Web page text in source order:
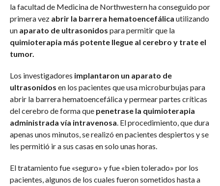
la facultad de Medicina de Northwestern ha conseguido por
primera vez abrir la barrera hematoencefálica utilizando
un aparato de ultrasonidos para permitir que la
quimioterapia más potente llegue al cerebro y trate el
tumor.
Los investigadores implantaron un aparato de
ultrasonidos en los pacientes que usa microburbujas para
abrir la barrera hematoencefálica y permear partes críticas
del cerebro de forma que penetrase la quimioterapia
administrada vía intravenosa . El procedimiento, que dura
apenas unos minutos, se realizó en pacientes despiertos y se
les permitió ir a sus casas en solo unas horas.
El tratamiento fue «seguro» y fue «bien tolerado» por los
pacientes, algunos de los cuales fueron sometidos hasta a